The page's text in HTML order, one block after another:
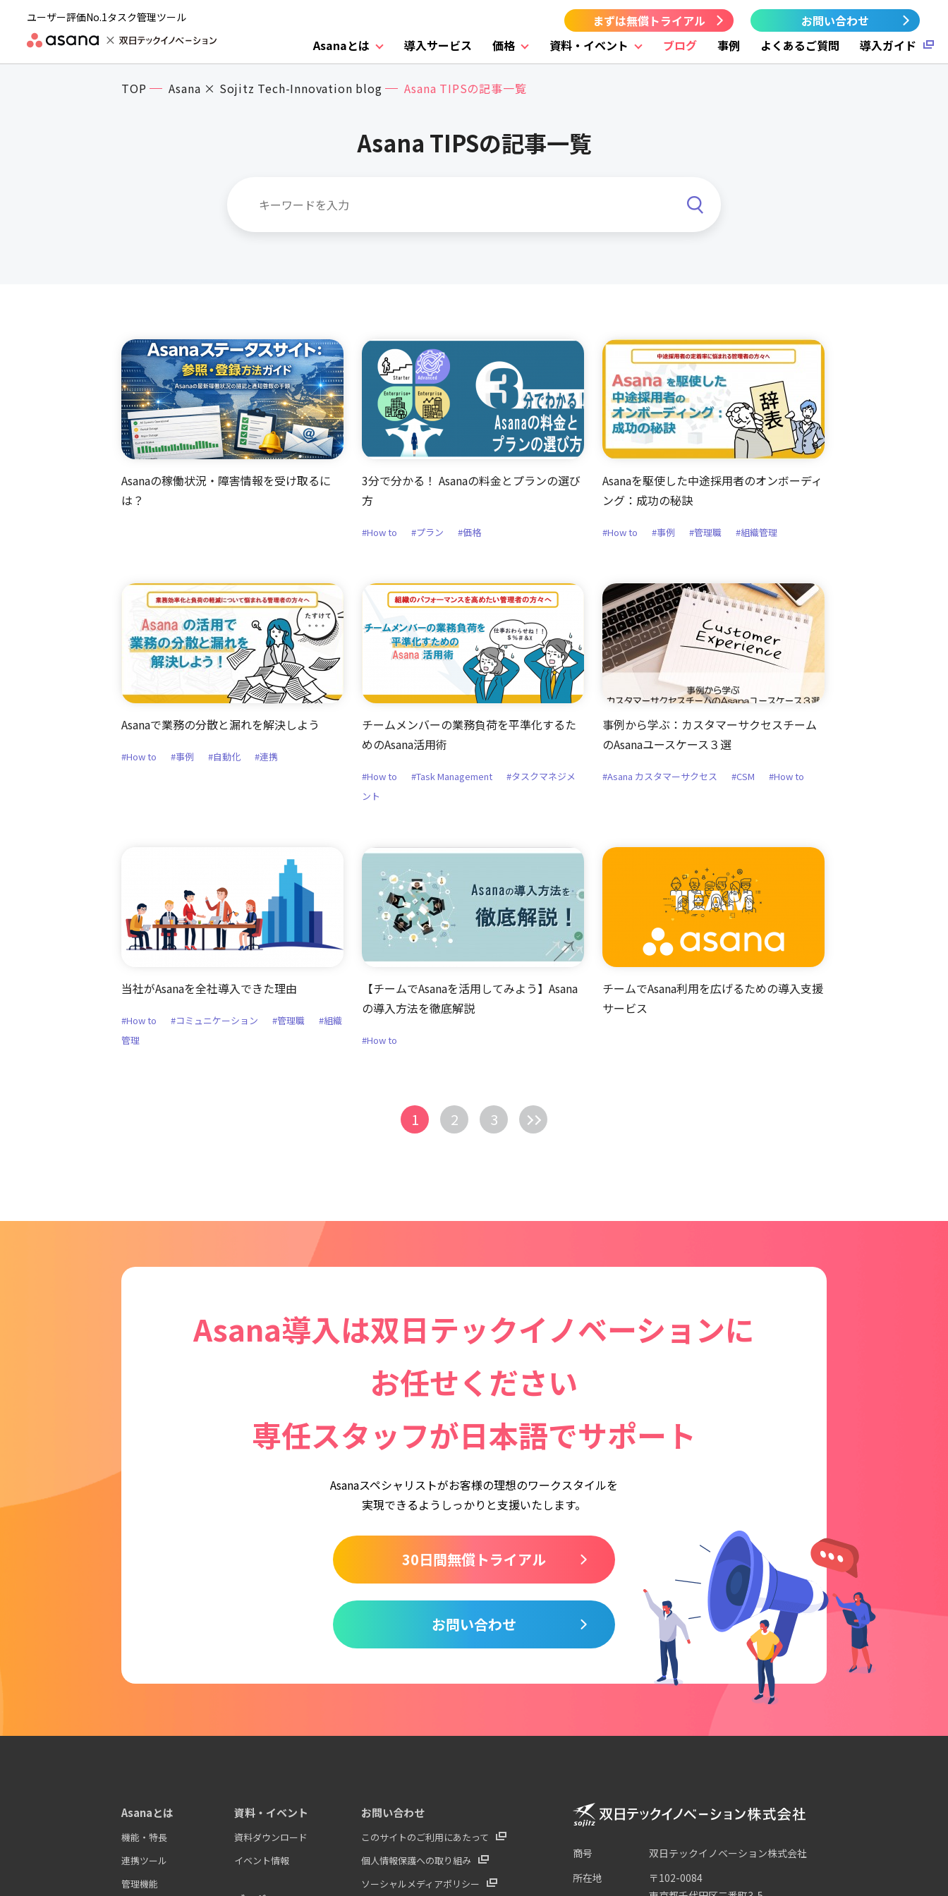
ユーザー評価No.1タスク管理ツール
Asanaとは 導入サービス 価格 資料・イベント ブログ 事例 よくあるご質問 導入ガイド
まずは無償トライアル お問い合わせ
TOP Asana × Sojitz Tech-Innovation blog Asana TIPSの記事一覧
Asana TIPSの記事一覧
Asanaの稼働状況・障害情報を受け取るに
は？
3分で分かる！ Asanaの料金とプランの選び
方
#How to #プラン #価格
Asanaを駆使した中途採用者のオンボーディ
ング：成功の秘訣
#How to #事例 #管理職 #組織管理
Asanaで業務の分散と漏れを解決しよう
#How to #事例 #自動化 #連携
チームメンバーの業務負荷を平準化するた
めのAsana活用術
#How to #Task Management
#タスクマネジメ
ント
事例から学ぶ：カスタマーサクセスチーム
のAsanaユースケース３選
#Asana カスタマーサクセス #CSM #How to
当社がAsanaを全社導入できた理由
#How to #コミュニケーション #管理職
#組織
管理
【チームでAsanaを活用してみよう】Asana
の導入方法を徹底解説
#How to
チームでAsana利用を広げるための導入支援
サービス
1 2 3
Asana導入は双日テックイノベーションに
お任せください
専任スタッフが日本語でサポート
Asanaスペシャリストがお客様の理想のワークスタイルを
実現できるようしっかりと支援いたします。
30日間無償トライアル
お問い合わせ
Asanaとは
機能・特長
連携ツール
管理機能
資料・イベント
資料ダウンロード
イベント情報
お問い合わせ
このサイトのご利用にあたって
個人情報保護への取り組み
ソーシャルメディアポリシー
商号
双日テックイノベーション株式会社
所在地
〒102-0084